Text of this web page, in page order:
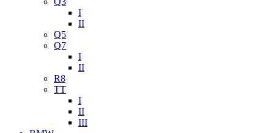
I
II
Q5
Q7
I
II
R8
TT
I
II
III